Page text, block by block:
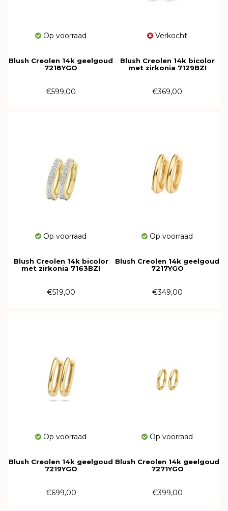
Op voorraad
Blush Creolen 14k geelgoud
7218YGO
€599,00
Verkocht
Blush Creolen 14k bicolor
met zirkonia 7129BZI
€369,00
Op voorraad
Blush Creolen 14k bicolor
met zirkonia 7163BZI
€519,00
Op voorraad
Blush Creolen 14k geelgoud
7217YGO
€349,00
Op voorraad
Blush Creolen 14k geelgoud
7219YGO
€699,00
Op voorraad
Blush Creolen 14k geelgoud
7271YGO
€399,00